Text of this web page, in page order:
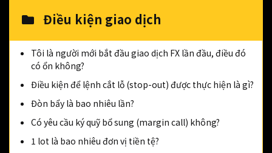
Điều kiện giao dịch
Tôi là người mới bắt đầu giao dịch FX lần đầu, điều đó
có ổn không?
Điều kiện để lệnh cắt lỗ (stop-out) được thực hiện là gì?
Đòn bẩy là bao nhiêu lần?
Có yêu cầu ký quỹ bổ sung (margin call) không?
1 lot là bao nhiêu đơn vị tiền tệ?